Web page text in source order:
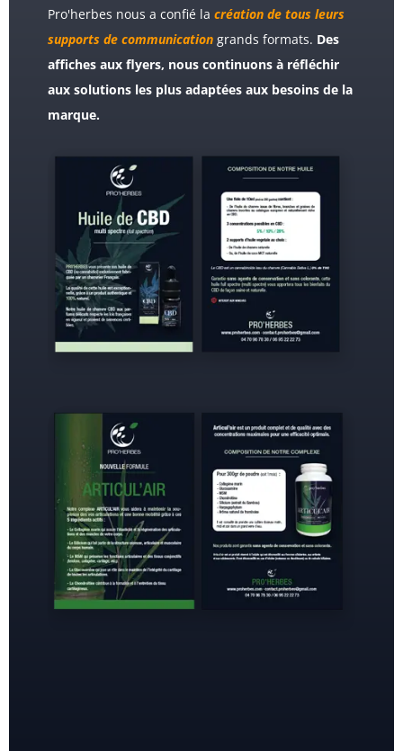
Pro'herbes nous a confié la création de tous leurs
supports de communicationgrands formats. Des
affiches aux flyers, nous continuons à réfléchir
aux solutions les plus adaptées aux besoins de la
marque.